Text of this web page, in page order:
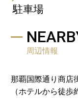
この通りを右手に
この通りを右手に
駐車場
PARKING
【場所】
【料金】
1泊（14:00～翌
周辺情報
那覇国際通り商店
（ホテルから徒歩